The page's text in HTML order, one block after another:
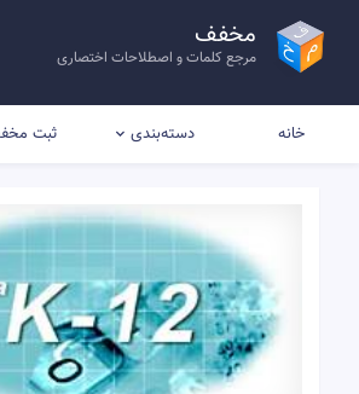
مخفف
مرجع کلمات و اصطلاحات اختصاری
خانه دسته‌بندی ثبت